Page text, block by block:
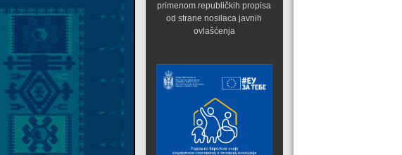
primenom republičkih propisa
od strane nosilaca javnih
ovlašćenja